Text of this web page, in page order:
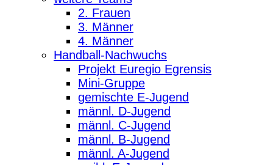
2. Frauen
3. Männer
4. Männer
Handball-Nachwuchs
Projekt Euregio Egrensis
Mini-Gruppe
gemischte E-Jugend
männl. D-Jugend
männl. C-Jugend
männl. B-Jugend
männl. A-Jugend